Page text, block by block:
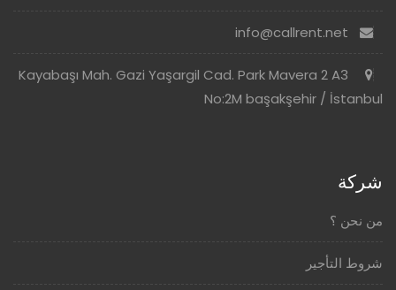
Kayabaşı Mah. Gazi Yaşargil Cad. Park Mavera 2 A3
No:2M başakşehir / İstanbul
شركة
من نحن ؟
شروط التأجير